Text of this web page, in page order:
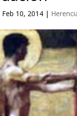
Feb 10, 2014 |